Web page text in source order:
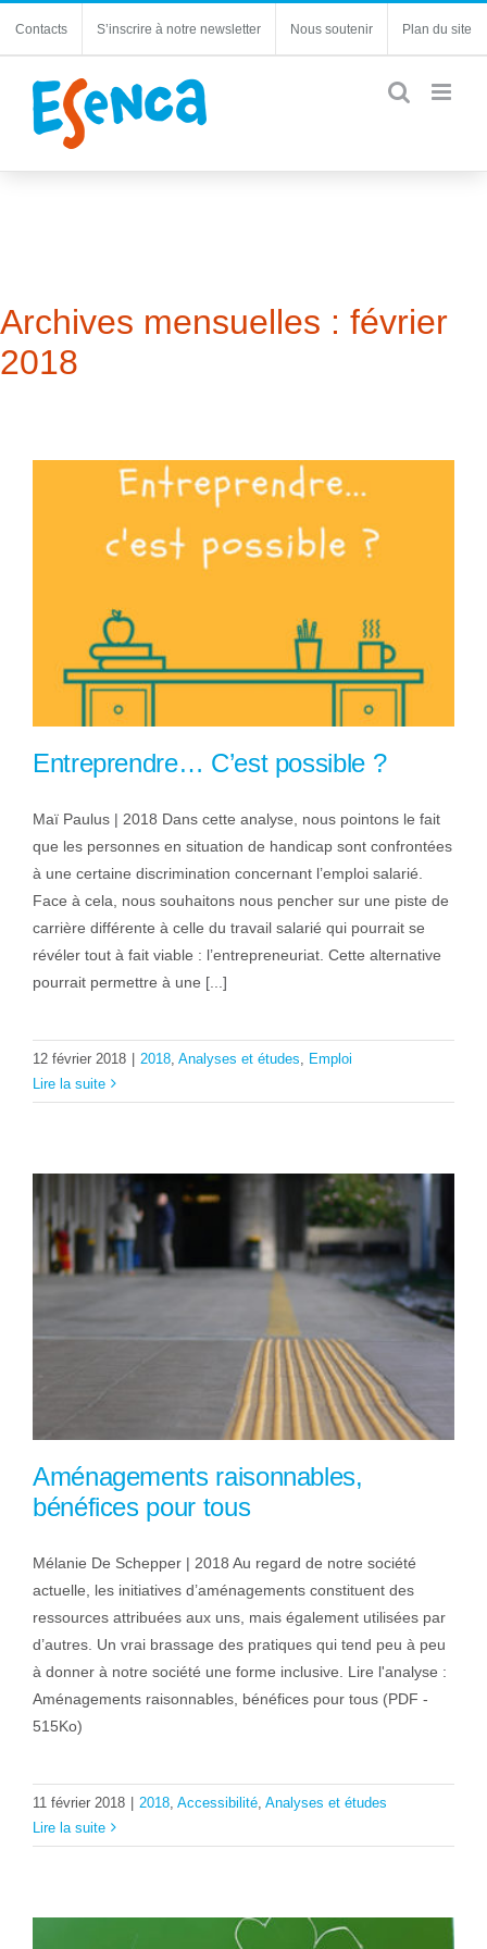
Contacts S’inscrire à notre newsletter Nous soutenir Plan du site
Archives mensuelles : février
2018
Entreprendre… C’est possible ?
Maï Paulus | 2018 Dans cette analyse, nous pointons le fait
que les personnes en situation de handicap sont confrontées
à une certaine discrimination concernant l’emploi salarié.
Face à cela, nous souhaitons nous pencher sur une piste de
carrière différente à celle du travail salarié qui pourrait se
révéler tout à fait viable : l’entrepreneuriat. Cette alternative
pourrait permettre à une [...]
12 février 2018 2018 Analyses et études
Emploi
Lire la suite
Aménagements raisonnables,
bénéfices pour tous
Mélanie De Schepper | 2018 Au regard de notre société
actuelle, les initiatives d’aménagements constituent des
ressources attribuées aux uns, mais également utilisées par
d’autres. Un vrai brassage des pratiques qui tend peu à peu
à donner à notre société une forme inclusive. Lire l'analyse :
Aménagements raisonnables, bénéfices pour tous (PDF -
515Ko)
11 février 2018 2018 Accessibilité Analyses et études
Lire la suite